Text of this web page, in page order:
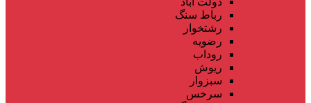
رباط سنگ
رشتخوار
رضویه
روداب
ریوش
سبزوار
سرخس